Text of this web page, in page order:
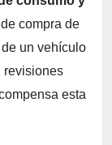
compra de
un vehículo
revisiones
esta